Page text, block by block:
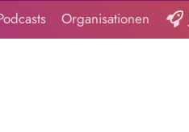
Organisationen